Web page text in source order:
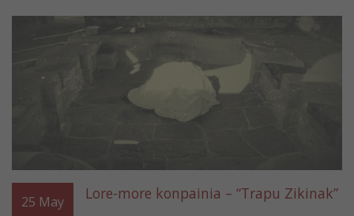
25 May Lore-more konpainia – “Trapu Zikinak”